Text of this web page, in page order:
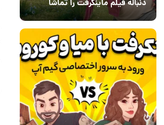
دنباله فیلم ماینکرفت را تماشا
کنید19 13 اسفند 1403